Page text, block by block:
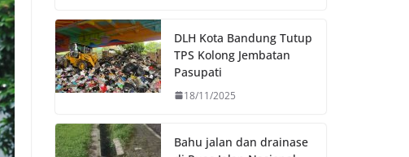
k
p
k
DLH Kota Bandung Tutup
TPS Kolong Jembatan
Pasupati
18/11/2025
Bahu jalan dan drainase